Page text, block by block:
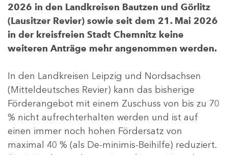
2026 in den Landkreisen Bautzen und Görlitz
(Lausitzer Revier) sowie seit dem 21. Mai 2026
in der kreisfreien Stadt Chemnitz keine
weiteren Anträge mehr angenommen werden.
In den Landkreisen Leipzig und Nordsachsen
(Mitteldeutsches Revier) kann das bisherige
Förderangebot mit einem Zuschuss von bis zu 70
% nicht aufrechterhalten werden und ist auf
einen immer noch hohen Fördersatz von
maximal 40 % (als De-minimis-Beihilfe) reduziert.